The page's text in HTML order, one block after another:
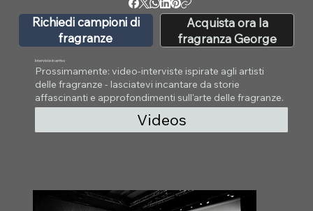
Richiedi campioni di
fragranze
Acquista ora la
fragranza George
Interviste in arrivo
Prossimamente: video-interviste ispirate agli artisti
delle fragranze - lasciatevi incantare da storie
affascinanti e approfondimenti sull'arte delle fragranze.
Videos